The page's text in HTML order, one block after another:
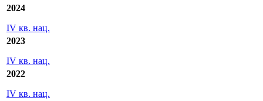
2024
IV кв. нац.
2023
IV кв. нац.
2022
IV кв. нац.